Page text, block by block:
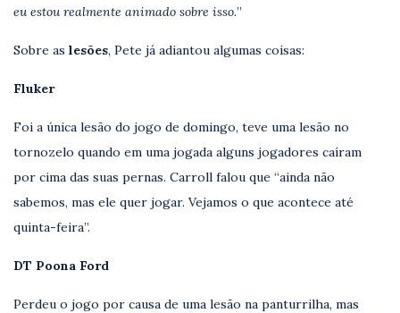
eu estou realmente animado sobre isso.”
Sobre as lesões, Pete já adiantou algumas coisas:
Fluker
Foi a única lesão do jogo de domingo, teve uma lesão no
tornozelo quando em uma jogada alguns jogadores caíram
por cima das suas pernas. Carroll falou que “ainda não
sabemos, mas ele quer jogar. Vejamos o que acontece até
quinta-feira”.
DT Poona Ford
Perdeu o jogo por causa de uma lesão na panturrilha, mas